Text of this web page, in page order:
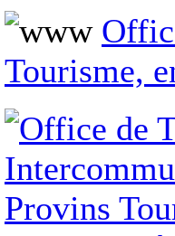
Tourisme,